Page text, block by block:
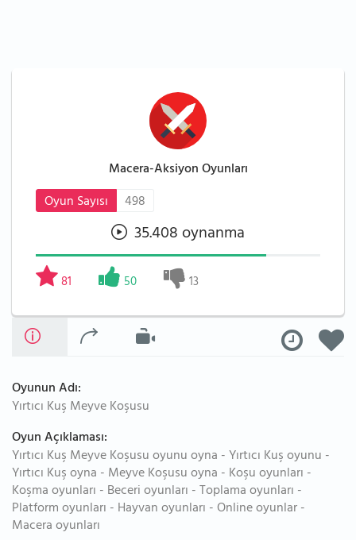
Macera-Aksiyon Oyunları
Oyun Sayısı
498
35.408 oynanma
81 50 13
Oyunun Adı:
Yırtıcı Kuş Meyve Koşusu
Oyun Açıklaması:
Yırtıcı Kuş Meyve Koşusu oyunu oyna - Yırtıcı Kuş oyunu -
Yırtıcı Kuş oyna - Meyve Koşusu oyna - Koşu oyunları -
Koşma oyunları - Beceri oyunları - Toplama oyunları -
Platform oyunları - Hayvan oyunları - Online oyunlar -
Macera oyunları